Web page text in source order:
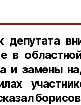
в
и замены